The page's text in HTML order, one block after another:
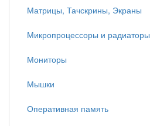
Матрицы, Тачскрины, Экраны
Микропроцессоры и радиаторы
Мониторы
Мышки
Оперативная память